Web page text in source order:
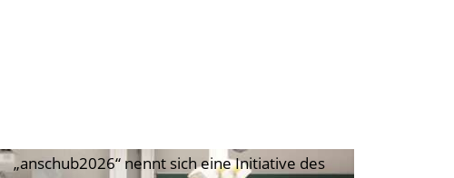
„anschub2026“ nennt sich eine Initiative des